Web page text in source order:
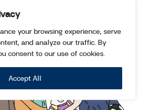
your browsing experience, serve
and analyze our traffic. By
consent to our use of cookies.
Accept All